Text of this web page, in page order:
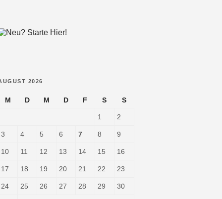
2026
M D M D F S S
1 2
3 4 5 6 7 8 9
10 11 12 13 14 15 16
17 18 19 20 21 22 23
24 25 26 27 28 29 30